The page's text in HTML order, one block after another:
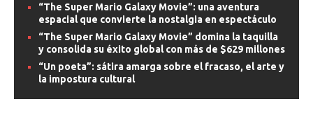
“The Super Mario Galaxy Movie”: una aventura
espacial que convierte la nostalgia en espectáculo
“The Super Mario Galaxy Movie” domina la taquilla
y consolida su éxito global con más de $629 millones
“Un poeta”: sátira amarga sobre el fracaso, el arte y
la impostura cultural